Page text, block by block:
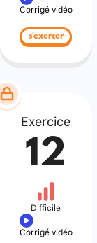
Corrigé vidéo
s'exercer
Exercice
12
Difficile
Corrigé vidéo